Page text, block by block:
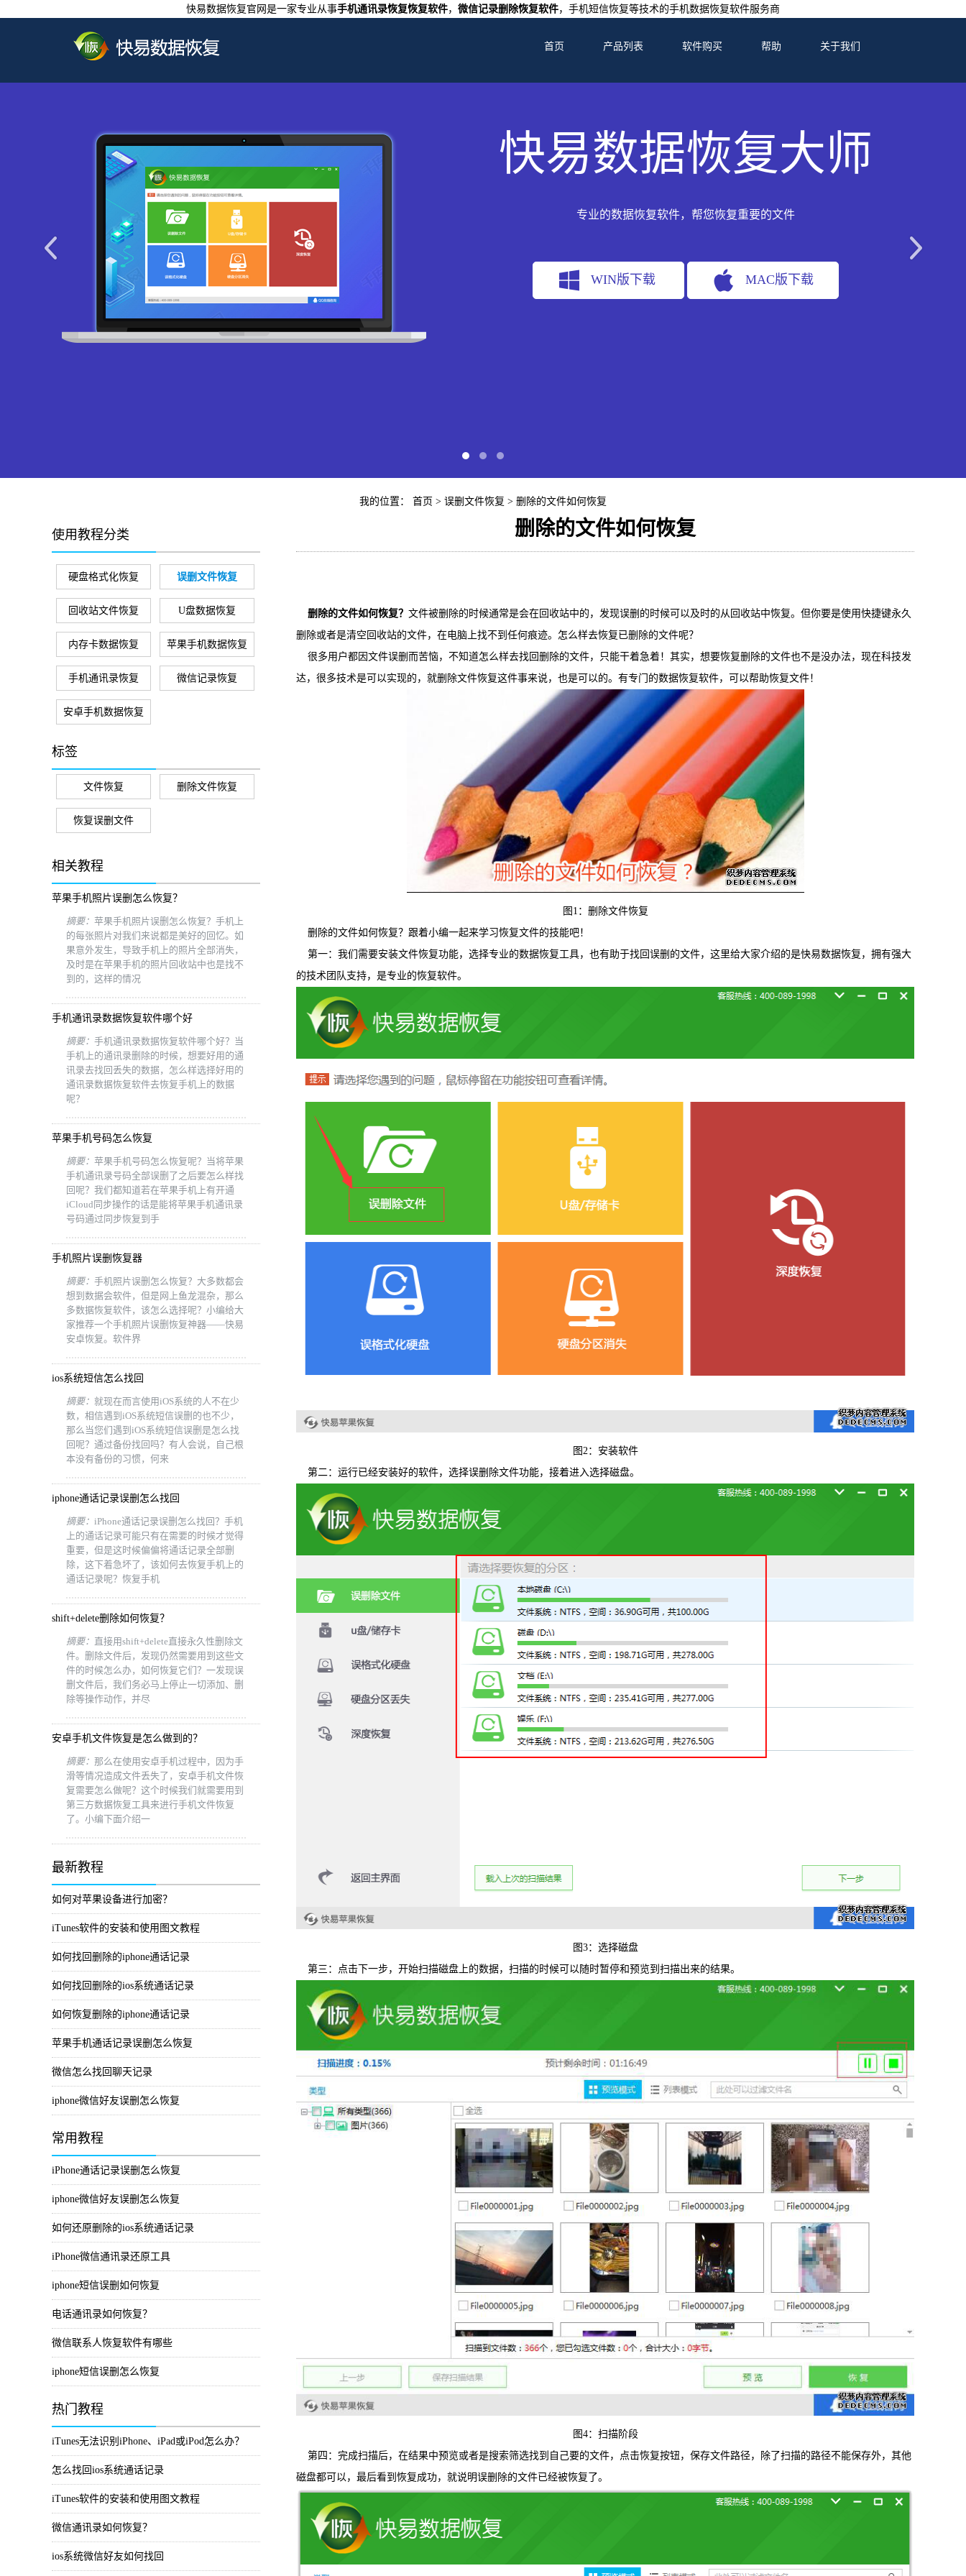
快易数据恢复官网是一家专业从事手机通讯录恢复恢复软件， 微信记录删除恢复软件，手机短信恢复等技术的手机数据恢复软件服务商
首页 产品列表 软件购买 帮助 关于我们
快易数据恢复大师
专业的数据恢复软件，帮您恢复重要的文件
WIN版下载 MAC版下载
快易苹果恢复大师
iPhone/iPad数据轻松恢复
WIN版下载 MAC版下载
快易安卓恢复大师
我的位置： 首页 > 误删文件恢复 > 删除的文件如何恢复
使用教程分类
硬盘格式化恢复 误删文件恢复
回收站文件恢复 U盘数据恢复
内存卡数据恢复 苹果手机数据恢复
手机通讯录恢复 微信记录恢复
安卓手机数据恢复
标签
文件恢复 删除文件恢复
恢复误删文件
相关教程
苹果手机照片误删怎么恢复？
摘要： 苹果手机照片误删怎么恢复？手机上
的每张照片对我们来说都是美好的回忆。如
果意外发生，导致手机上的照片全部消失，
及时是在苹果手机的照片回收站中也是找不
到的，这样的情况
手机通讯录数据恢复软件哪个好
摘要： 手机通讯录数据恢复软件哪个好？当
手机上的通讯录删除的时候，想要好用的通
讯录去找回丢失的数据，怎么样选择好用的
通讯录数据恢复软件去恢复手机上的数据
呢？
苹果手机号码怎么恢复
摘要： 苹果手机号码怎么恢复呢？当将苹果
手机通讯录号码全部误删了之后要怎么样找
回呢？我们都知道若在苹果手机上有开通
iCloud同步操作的话是能将苹果手机通讯录
号码通过同步恢复到手
手机照片误删恢复器
摘要： 手机照片误删怎么恢复？大多数都会
想到数据会软件，但是网上鱼龙混杂，那么
多数据恢复软件，该怎么选择呢？小编给大
家推荐一个手机照片误删恢复神器——快易
安卓恢复。软件界
ios系统短信怎么找回
摘要： 就现在而言使用iOS系统的人不在少
数，相信遇到iOS系统短信误删的也不少，
那么当您们遇到iOS系统短信误删是怎么找
回呢？通过备份找回吗？有人会说，自己根
本没有备份的习惯，何来
iphone通话记录误删怎么找回
摘要： iPhone通话记录误删怎么找回？手机
上的通话记录可能只有在需要的时候才觉得
重要，但是这时候偏偏将通话记录全部删
除，这下着急坏了，该如何去恢复手机上的
通话记录呢？恢复手机
shift+delete删除如何恢复？
摘要： 直接用shift+delete直接永久性删除文
件。删除文件后，发现仍然需要用到这些文
件的时候怎么办，如何恢复它们？一发现误
删文件后，我们务必马上停止一切添加、删
除等操作动作，并尽
安卓手机文件恢复是怎么做到的？
摘要： 那么在使用安卓手机过程中，因为手
滑等情况造成文件丢失了，安卓手机文件恢
复需要怎么做呢？这个时候我们就需要用到
第三方数据恢复工具来进行手机文件恢复
了。小编下面介绍一
最新教程
如何对苹果设备进行加密？
iTunes软件的安装和使用图文教程
如何找回删除的iphone通话记录
如何找回删除的ios系统通话记录
如何恢复删除的iphone通话记录
苹果手机通话记录误删怎么恢复
微信怎么找回聊天记录
iphone微信好友误删怎么恢复
常用教程
iPhone通话记录误删怎么恢复
iphone微信好友误删怎么恢复
如何还原删除的ios系统通话记录
iPhone微信通讯录还原工具
iphone短信误删如何恢复
电话通讯录如何恢复？
微信联系人恢复软件有哪些
iphone短信误删怎么恢复
热门教程
iTunes无法识别iPhone、iPad或iPod怎么办？
怎么找回ios系统通话记录
iTunes软件的安装和使用图文教程
微信通讯录如何恢复？
ios系统微信好友如何找回
删除的文件如何恢复
删除的文件如何恢复？ 文件被删除的时候通常是会在回收站中的，发现误删的时候可以及时的从回收站中恢复。但你要是使用快捷键永久
删除或者是清空回收站的文件，在电脑上找不到任何痕迹。怎么样去恢复已删除的文件呢？
很多用户都因文件误删而苦恼，不知道怎么样去找回删除的文件，只能干着急着！其实，想要恢复删除的文件也不是没办法，现在科技发
达，很多技术是可以实现的，就删除文件恢复这件事来说，也是可以的。有专门的数据恢复软件，可以帮助恢复文件！
图1：删除文件恢复
删除的文件如何恢复？跟着小编一起来学习恢复文件的技能吧！
第一：我们需要安装文件恢复功能，选择专业的数据恢复工具，也有助于找回误删的文件，这里给大家介绍的是快易数据恢复，拥有强大
的技术团队支持，是专业的恢复软件。
图2：安装软件
第二：运行已经安装好的软件，选择误删除文件功能，接着进入选择磁盘。
图3：选择磁盘
第三：点击下一步，开始扫描磁盘上的数据，扫描的时候可以随时暂停和预览到扫描出来的结果。
图4：扫描阶段
第四：完成扫描后，在结果中预览或者是搜索筛选找到自己要的文件，点击恢复按钮，保存文件路径，除了扫描的路径不能保存外，其他
磁盘都可以，最后看到恢复成功，就说明误删除的文件已经被恢复了。